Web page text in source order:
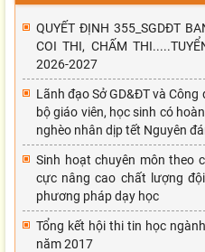
QUYẾT ĐỊNH 355_SGDĐT
COI THI, CHẤM
2026-2027
Lãnh đạo Sở GD&ĐT và
bộ giáo viên, học sinh có
nghèo nhân dịp tết Nguyên
Sinh hoạt chuyên môn theo
cực nâng cao chất lượng
phương pháp dạy học
Tổng kết hội thi tin học
năm 2017